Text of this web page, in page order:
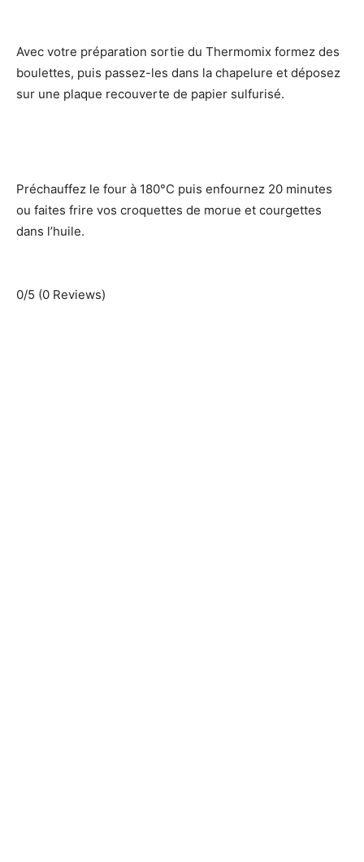
Avec votre préparation sortie du Thermomix formez des
boulettes, puis passez-les dans la chapelure et déposez
sur une plaque recouverte de papier sulfurisé.
Préchauffez le four à 180°C puis enfournez 20 minutes
ou faites frire vos croquettes de morue et courgettes
dans l’huile.
0/5 (0 Reviews)